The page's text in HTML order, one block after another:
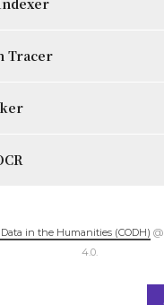
Tracer
in the Humanities (CODH) @
4.0.